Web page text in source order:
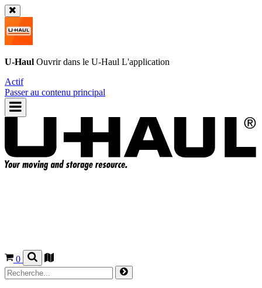
U-Haul Ouvrir dans le U-Haul L'application
Actif
Passer au contenu principal
0